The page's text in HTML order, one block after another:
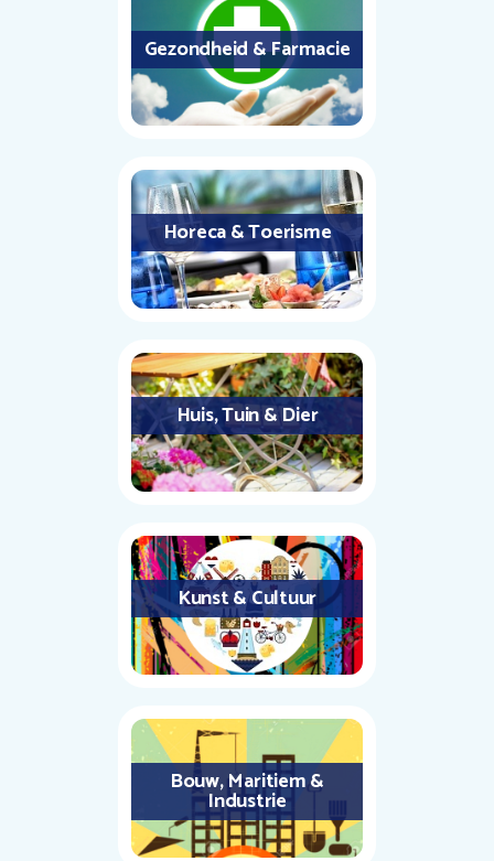
Gezondheid & Farmacie
Horeca & Toerisme
Huis, Tuin & Dier
Kunst & Cultuur
Bouw, Maritiem &
Industrie